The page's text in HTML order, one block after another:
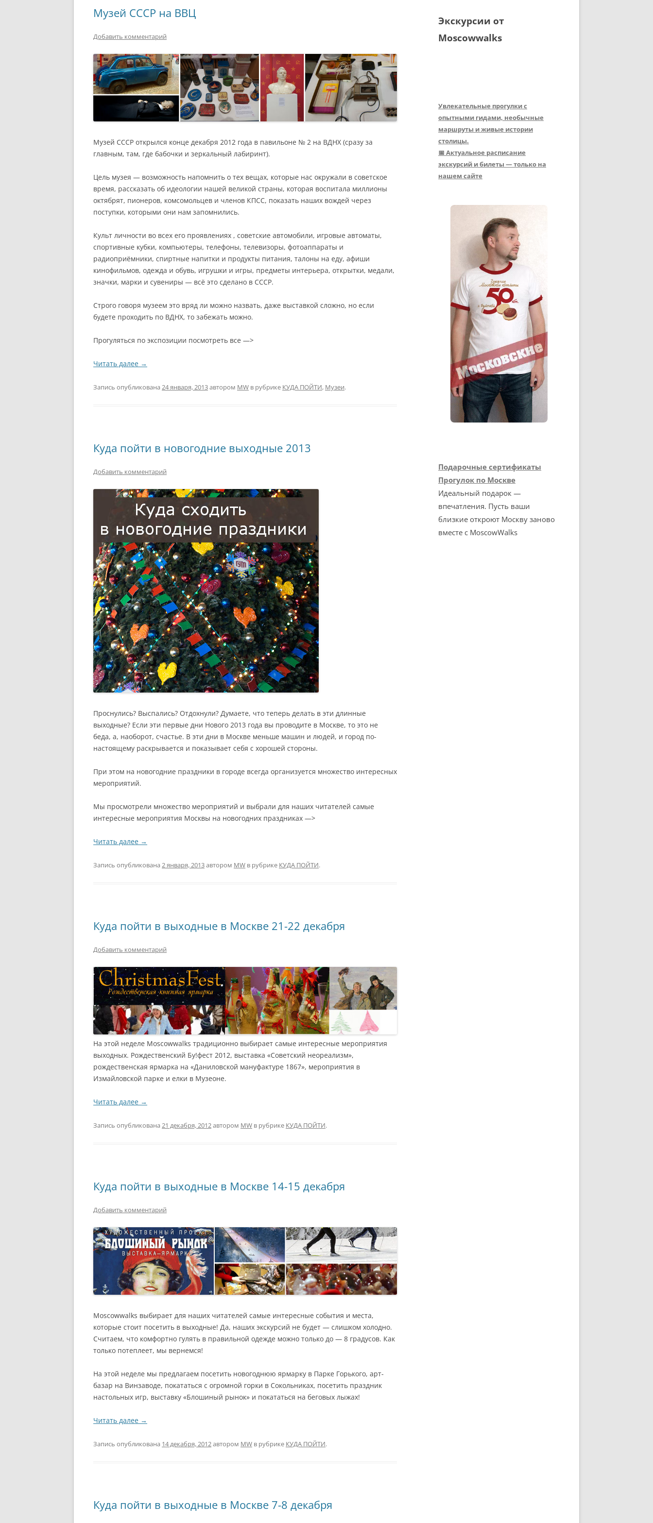
Музей СССР на ВВЦ
Добавить комментарий
Музей СССР открылся конце декабря 2012 года в павильоне № 2 на ВДНХ (сразу за
главным, там, где бабочки и зеркальный лабиринт).
Цель музея — возможность напомнить о тех вещах, которые нас окружали в советское
время, рассказать об идеологии нашей великой страны, которая воспитала миллионы
октябрят, пионеров, комсомольцев и членов КПСС, показать наших вождей через
поступки, которыми они нам запомнились.
Культ личности во всех его проявлениях , советские автомобили, игровые автоматы,
спортивные кубки, компьютеры, телефоны, телевизоры, фотоаппараты и
радиоприёмники, спиртные напитки и продукты питания, талоны на еду, афиши
кинофильмов, одежда и обувь, игрушки и игры, предметы интерьера, открытки, медали,
значки, марки и сувениры — всё это сделано в СССР.
Строго говоря музеем это вряд ли можно назвать, даже выставкой сложно, но если
будете проходить по ВДНХ, то забежать можно.
Прогуляться по экспозиции посмотреть все —>
Читать далее →
Запись опубликована 24 января, 2013автором MW в рубрике КУДА ПОЙТИ, Музеи.
Куда пойти в новогодние выходные 2013
Добавить комментарий
Проснулись? Выспались? Отдохнули? Думаете, что теперь делать в эти длинные
выходные? Если эти первые дни Нового 2013 года вы проводите в Москве, то это не
беда, а, наоборот, счастье. В эти дни в Москве меньше машин и людей, и город по-
настоящему раскрывается и показывает себя с хорошей стороны.
При этом на новогодние праздники в городе всегда организуется множество интересных
мероприятий.
Мы просмотрели множество мероприятий и выбрали для наших читателей самые
интересные мероприятия Москвы на новогодних праздниках —>
Читать далее →
Запись опубликована 2 января, 2013автором MW в рубрике КУДА ПОЙТИ.
Куда пойти в выходные в Москве 21-22 декабря
Добавить комментарий
На этой неделе Moscowwalks традиционно выбирает самые интересные мероприятия
выходных. Рождественский Бу!фест 2012, выставка «Советский неореализм»,
рождественская ярмарка на «Даниловской мануфактуре 1867», мероприятия в
Измайловской парке и елки в Музеоне.
Читать далее →
Запись опубликована 21 декабря, 2012автором MW в рубрике КУДА ПОЙТИ.
Куда пойти в выходные в Москве 14-15 декабря
Добавить комментарий
Moscowwalks выбирает для наших читателей самые интересные события и места,
которые стоит посетить в выходные! Да, наших экскурсий не будет — слишком холодно.
Считаем, что комфортно гулять в правильной одежде можно только до — 8 градусов. Как
только потеплеет, мы вернемся!
На этой неделе мы предлагаем посетить новогоднюю ярмарку в Парке Горького, арт-
базар на Винзаводе, покататься с огромной горки в Сокольниках, посетить праздник
настольных игр, выставку «Блошиный рынок» и покататься на беговых лыжах!
Читать далее →
Запись опубликована 14 декабря, 2012автором MW в рубрике КУДА ПОЙТИ.
Куда пойти в выходные в Москве 7-8 декабря
Экскурсии от
Moscowwalks
Увлекательные прогулки с
опытными гидами, необычные
маршруты и живые истории
столицы.
📅 Актуальное расписание
экскурсий и билеты — только на
нашем сайте
Подарочные сертификаты
Прогулок по Москве
Идеальный подарок —
впечатления. Пусть ваши
близкие откроют Москву заново
вместе с MoscowWalks